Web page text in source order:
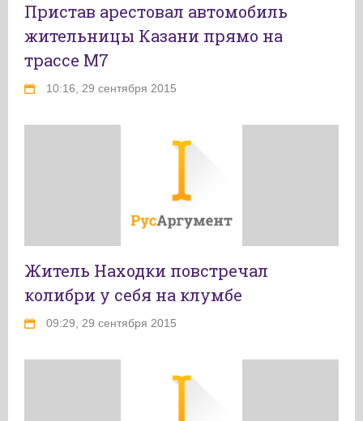
Пристав арестовал автомобиль
жительницы Казани прямо на
трассе М7
10:16, 29 сентября 2015
Житель Находки повстречал
колибри у себя на клумбе
09:29, 29 сентября 2015